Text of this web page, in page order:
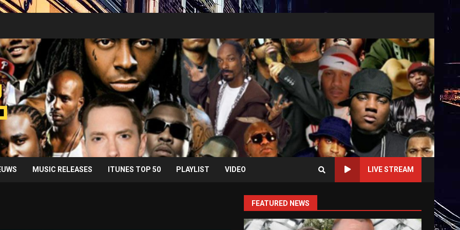
MUSIC RELEASES ITUNES TOP 50 PLAYLIST VIDEO LIVE STREAM
FEATURED NEWS